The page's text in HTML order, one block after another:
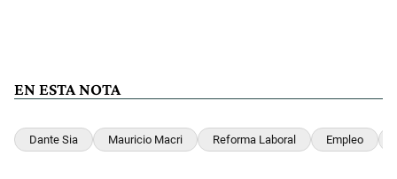
EN ESTA NOTA
Dante Sia Mauricio Macri Reforma Laboral Empleo